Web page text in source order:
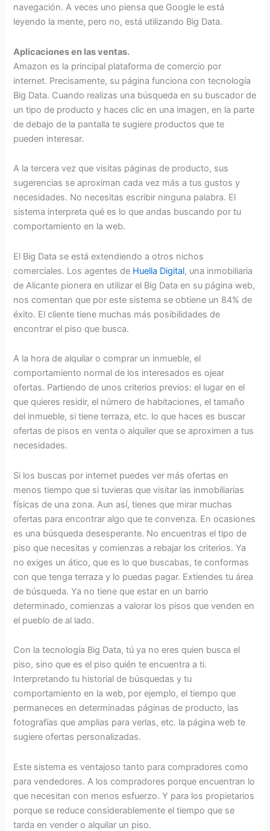
navegación. A veces uno piensa que Google le está
leyendo la mente, pero no, está utilizando Big Data.
Aplicaciones en las ventas.
Amazon es la principal plataforma de comercio por
internet. Precisamente, su página funciona con tecnología
Big Data. Cuando realizas una búsqueda en su buscador de
un tipo de producto y haces clic en una imagen, en la parte
de debajo de la pantalla te sugiere productos que te
pueden interesar.
A la tercera vez que visitas páginas de producto, sus
sugerencias se aproximan cada vez más a tus gustos y
necesidades. No necesitas escribir ninguna palabra. El
sistema interpreta qué es lo que andas buscando por tu
comportamiento en la web.
El Big Data se está extendiendo a otros nichos
comerciales. Los agentes de Huella Digital, una inmobiliaria
de Alicante pionera en utilizar el Big Data en su página web,
nos comentan que por este sistema se obtiene un 84% de
éxito. El cliente tiene muchas más posibilidades de
encontrar el piso que busca.
A la hora de alquilar o comprar un inmueble, el
comportamiento normal de los interesados es ojear
ofertas. Partiendo de unos criterios previos: el lugar en el
que quieres residir, el número de habitaciones, el tamaño
del inmueble, si tiene terraza, etc. lo que haces es buscar
ofertas de pisos en venta o alquiler que se aproximen a tus
necesidades.
Si los buscas por internet puedes ver más ofertas en
menos tiempo que si tuvieras que visitar las inmobiliarias
físicas de una zona. Aun así, tienes que mirar muchas
ofertas para encontrar algo que te convenza. En ocasiones
es una búsqueda desesperante. No encuentras el tipo de
piso que necesitas y comienzas a rebajar los criterios. Ya
no exiges un ático, que es lo que buscabas, te conformas
con que tenga terraza y lo puedas pagar. Extiendes tu área
de búsqueda. Ya no tiene que estar en un barrio
determinado, comienzas a valorar los pisos que venden en
el pueblo de al lado.
Con la tecnología Big Data, tú ya no eres quien busca el
piso, sino que es el piso quién te encuentra a ti.
Interpretando tu historial de búsquedas y tu
comportamiento en la web, por ejemplo, el tiempo que
permaneces en determinadas páginas de producto, las
fotografías que amplias para verlas, etc. la página web te
sugiere ofertas personalizadas.
Este sistema es ventajoso tanto para compradores como
para vendedores. A los compradores porque encuentran lo
que necesitan con menos esfuerzo. Y para los propietarios
porque se reduce considerablemente el tiempo que se
tarda en vender o alquilar un piso.